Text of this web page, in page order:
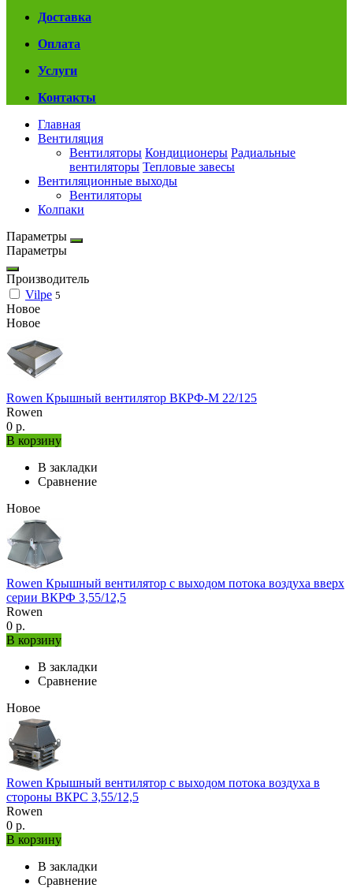
Доставка
Оплата
Услуги
Контакты
Главная
Вентиляция
Вентиляторы Кондиционеры Радиальные
вентиляторы Тепловые завесы
Вентиляционные выходы
Вентиляторы
Колпаки
Параметры
Параметры
Производитель
Vilpe 5
Новое
Новое
Rowen Крышный вентилятор ВКРФ-М 22/125
Rowen
0 р.
В корзину
В закладки
Сравнение
Новое
Rowen Крышный вентилятор с выходом потока воздуха вверх
серии ВКРФ 3,55/12,5
Rowen
0 р.
В корзину
В закладки
Сравнение
Новое
Rowen Крышный вентилятор с выходом потока воздуха в
стороны ВКРС 3,55/12,5
Rowen
0 р.
В корзину
В закладки
Сравнение